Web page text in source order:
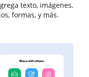
texto, imágenes,
formas, y más.